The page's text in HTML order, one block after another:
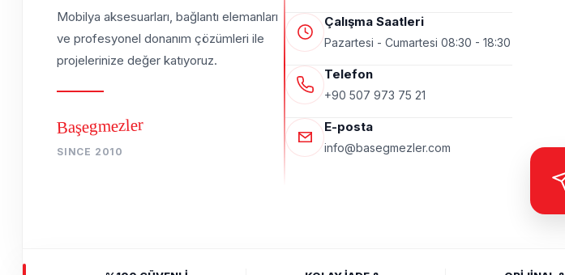
Mobilya aksesuarları, bağlantı elemanları
ve profesyonel donanım çözümleri ile
projelerinize değer katıyoruz.
Başegmezler
SINCE 2010
Çalışma Saatleri
Pazartesi - Cumartesi 08:30 - 18:30
Telefon
+90 507 973 75 21
E-posta
info@basegmezler.com